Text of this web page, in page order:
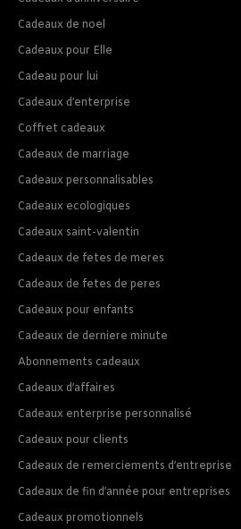
Cadeaux de noel
Cadeaux pour Elle
Cadeau pour lui
Cadeaux d’enterprise
Coffret cadeaux
Cadeaux de marriage
Cadeaux personnalisables
Cadeaux ecologiques
Cadeaux saint-valentin
Cadeaux de fetes de meres
Cadeaux de fetes de peres
Cadeaux pour enfants
Cadeaux de derniere minute
Abonnements cadeaux
Cadeaux d’affaires
Cadeaux enterprise personnalisé
Cadeaux pour clients
Cadeaux de remerciements d’entreprise
Cadeaux de fin d’année pour entreprises
Cadeaux promotionnels